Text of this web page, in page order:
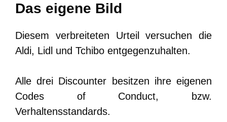
Das eigene Bild
Diesem verbreiteten Urteil versuchen die
Aldi, Lidl und Tchibo entgegenzuhalten.
Alle drei Discounter besitzen ihre eigenen
Codes of Conduct, bzw.
Verhaltensstandards.